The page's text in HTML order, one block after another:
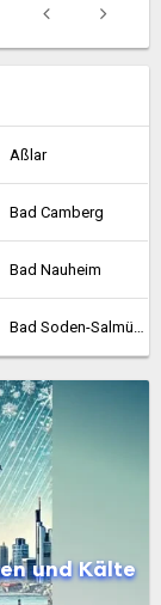
Aßlar
Bad Camberg
Bad Nauheim
Bad Soden-Salmünster
Baunatal
Biedenkopf
Borken
Bruchköbel
und Kälte